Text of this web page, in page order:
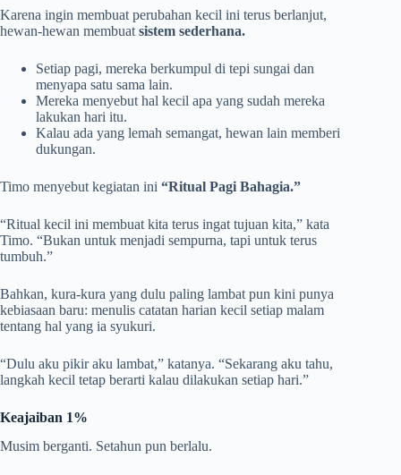
Karena ingin membuat perubahan kecil ini terus berlanjut,
hewan-hewan membuat sistem sederhana.
Setiap pagi, mereka berkumpul di tepi sungai dan
menyapa satu sama lain.
Mereka menyebut hal kecil apa yang sudah mereka
lakukan hari itu.
Kalau ada yang lemah semangat, hewan lain memberi
dukungan.
Timo menyebut kegiatan ini “Ritual Pagi Bahagia.”
“Ritual kecil ini membuat kita terus ingat tujuan kita,” kata
Timo. “Bukan untuk menjadi sempurna, tapi untuk terus
tumbuh.”
Bahkan, kura-kura yang dulu paling lambat pun kini punya
kebiasaan baru: menulis catatan harian kecil setiap malam
tentang hal yang ia syukuri.
“Dulu aku pikir aku lambat,” katanya. “Sekarang aku tahu,
langkah kecil tetap berarti kalau dilakukan setiap hari.”
Keajaiban 1%
Musim berganti. Setahun pun berlalu.